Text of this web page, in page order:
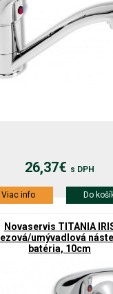
26,37€ s DPH
Viac info Do
Novaservis TITANIA
umývadlová
batéria, 10cm